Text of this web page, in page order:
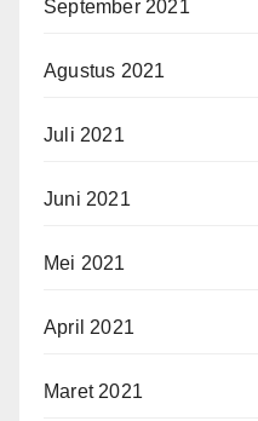
September 2021
Agustus 2021
Juli 2021
Juni 2021
Mei 2021
April 2021
Maret 2021